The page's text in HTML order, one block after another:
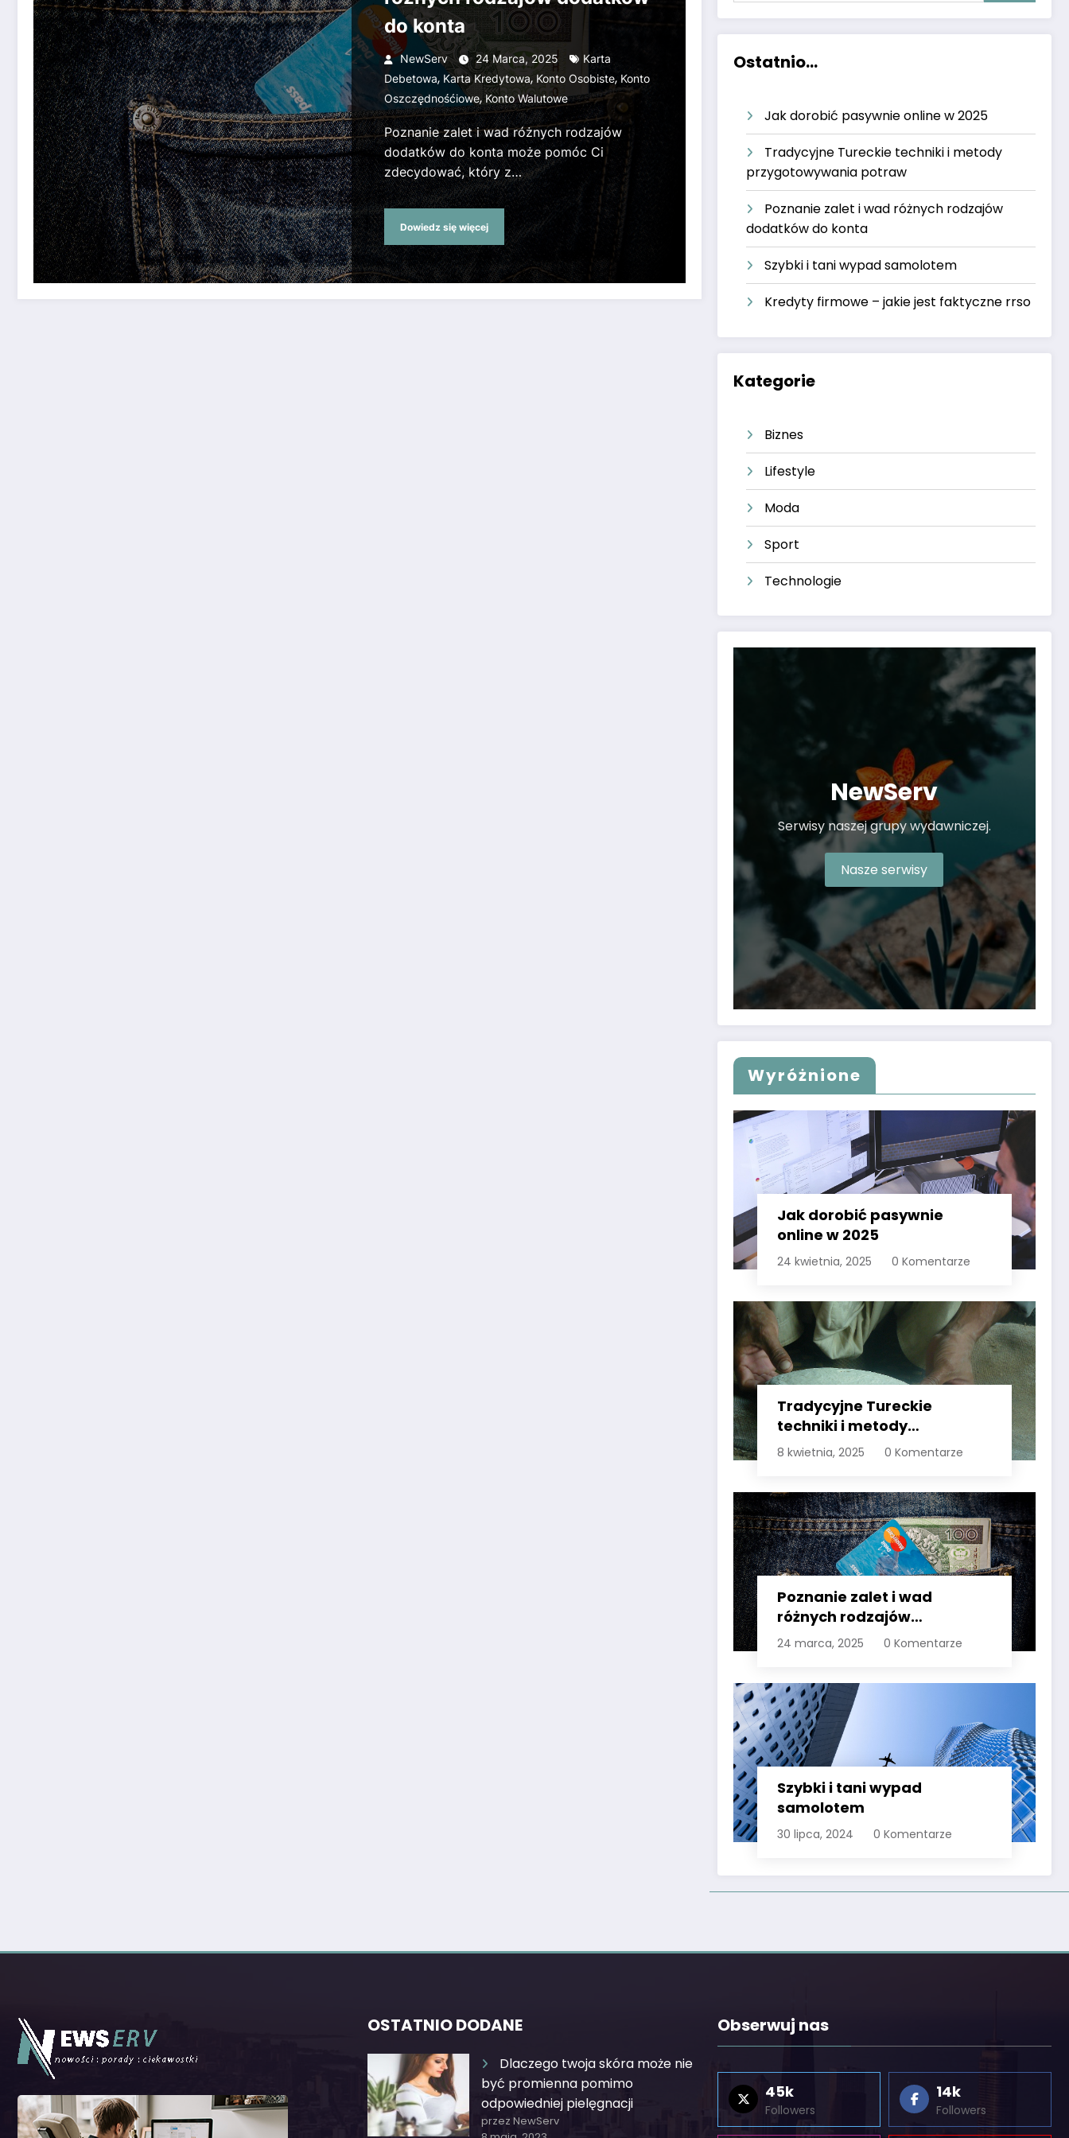
do konta
NewServ 24 Marca, 2025
Karta
Debetowa, Karta Kredytowa, Konto Osobiste, Konto
Oszczędnośćiowe,Konto Walutowe
Poznanie zalet i wad różnych rodzajów
dodatków do konta może pomóc Ci
zdecydować, który z…
Dowiedz się więcej
Ostatnio...
Jak dorobić pasywnie online w 2025
Tradycyjne Tureckie techniki i metody
przygotowywania potraw
Poznanie zalet i wad różnych rodzajów
dodatków do konta
Szybki i tani wypad samolotem
Kredyty firmowe – jakie jest faktyczne rrso
Kategorie
Biznes
Lifestyle
Moda
Sport
Technologie
NewServ
Serwisy naszej grupy wydawniczej.
Nasze serwisy
Wyróżnione
Jak dorobić pasywnie
online w 2025
24 kwietnia, 2025 0 Komentarze
Tradycyjne Tureckie
techniki i metody
przygotowywania potraw
8 kwietnia, 2025 0 Komentarze
Poznanie zalet i wad
różnych rodzajów
dodatków do konta
24 marca, 2025 0 Komentarze
Szybki i tani wypad
samolotem
30 lipca, 2024 0 Komentarze
OSTATNIO DODANE
Dlaczego twoja skóra może nie
być promienna pomimo
odpowiedniej pielęgnacji
przez NewServ
Obserwuj nas
45k
Followers
14k
Followers